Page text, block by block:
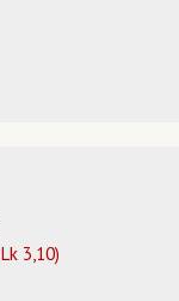
Lk 3,10)